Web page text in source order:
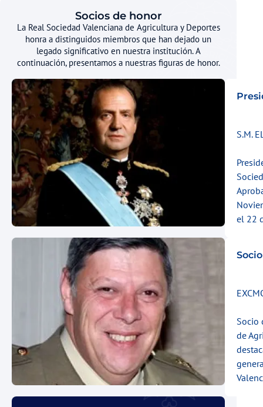
Socios de honor
La Real Sociedad Valenciana de Agricultura y Deportes
honra a distinguidos miembros que han dejado un
legado significativo en nuestra institución. A
continuación, presentamos a nuestras figuras de honor.
S.M.
el 22
Socio
de